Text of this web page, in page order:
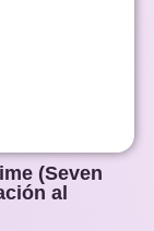
(Seven
al